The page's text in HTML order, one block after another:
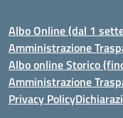
Albo Online (dal 1
Amministrazione
Albo online Storico
Amministrazione
Privacy Policy